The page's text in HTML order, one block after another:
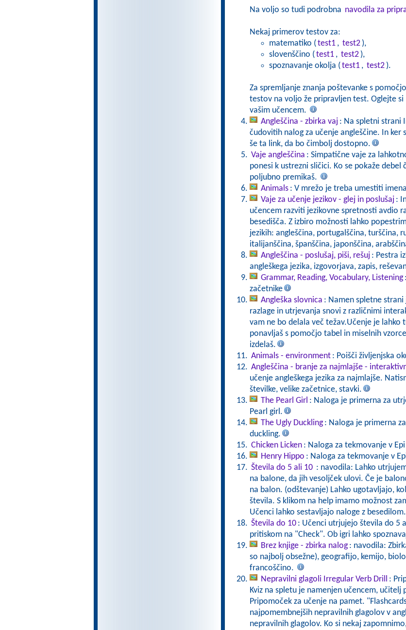
Na voljo so tudi podrobna navodila za
Nekaj primerov testov za:
matematiko (test1 , test2 ),
slovenščino (test1 , test2 ),
spoznavanje okolja (test1 , test2 ).
Za spremljanje znanja poštevanke s
testov na voljo že pripravljen test. Oglejte si
vašim učencem.
Angleščina - zbirka vaj : Na spletni strani
čudovitih nalog za učenje angleščine. In
še ta link, da bo čimbolj dostopno.
Vaje angleščina : Simpatične vaje za
ponesi k ustrezni sličici. Ko se pokaže
poljubno premikaš.
Animals : V mrežo je treba umestiti
Vaje za učenje jezikov - glej in poslušaj :
učencem razviti jezikovne spretnosti avdio
besedišča. Z izbiro možnosti lahko
jezikih: angleščina, portugalščina, turščina,
italijanščina, španščina, japonščina,
Angleščina - poslušaj, piši, rešuj : Pestra
angleškega jezika, izgovorjava, zapis,
Grammar, Reading, Vocabulary, Listening
začetnike
Angleška slovnica : Namen spletne strani
razlage in utrjevanja snovi z različnimi
vam ne bo delala več težav.Učenje je lahko
ponavljaš s pomočjo tabel in miselnih
izdelaš.
Animals - environment : Poišči življenjska
Angleščina - branje za najmlajše -
učenje angleškega jezika za najmlajše.
številke, velike začetnice, stavki.
The Pearl Girl : Naloga je primerna za
Pearl girl.
The Ugly Duckling : Naloga je primerna
duckling.
Chicken Licken : Naloga za tekmovanje v
Henry Hippo : Naloga za tekmovanje v
Števila do 5 ali 10 : navodila: Lahko
na balone, da jih vesoljček ulovi. Če je
na balon. (odštevanje) Lahko ugotavljajo,
števila. S klikom na help imamo možnost
Učenci lahko sestavljajo naloge z besedilom.
Števila do 10 : Učenci utrjujejo števila do 5
pritiskom na "Check". Ob igri lahko
Brez knjige - zbirka nalog : navodila:
so najbolj obsežne), geografijo, kemijo,
francoščino.
Nepravilni glagoli Irregular Verb Drill :
Kviz na spletu je namenjen učencem, učitelj
Pripomoček za učenje na pamet.
najpomembnejših nepravilnih glagolov v
nepravilnih glagolov. Ko si nekaj